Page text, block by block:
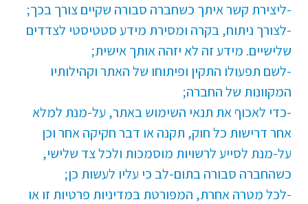
-ליצירת קשר איתך כשחברה סבורה שקיים צורך בכך;
-לצורך ניתוח, בקרה ומסירת מידע סטטיסטי לצדדים
שלישיים. מידע זה לא יזהה אותך אישית;
-לשם תפעולו התקין ופיתוחו של האתר וקהילותיו
המקוונות של החברה;
-כדי לאכוף את תנאי השימוש באתר, על-מנת למלא
אחר דרישות כל חוק, תקנה או דבר חקיקה אחר וכן
על-מנת לסייע לרשויות מוסמכות ולכל צד שלישי,
כשהחברה סבורה בתום-לב כי עליו לעשות כן;
-לכל מטרה אחרת, המפורטת במדיניות פרטיות זו או